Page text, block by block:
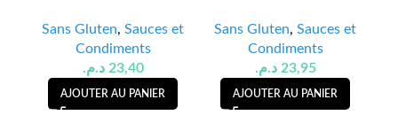
Sans Gluten, Sauces et
Condiments
23,40 د.م.
AJOUTER AU PANIER
Sans Gluten, Sauces et
Condiments
23,95 د.م.
AJOUTER AU PANIER